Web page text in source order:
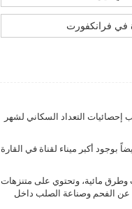
في فرانكفورت
إحصائيات التعداد السكاني لشهر
بوجود أكبر ميناء لقناة في القارة
مائية، وتحتوي على متنزهات
عن الفحم وصناعة الصلب داخل